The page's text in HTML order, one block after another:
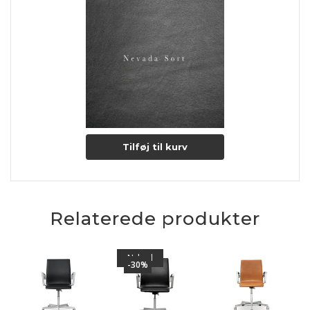
Tilføj til kurv
Relaterede produkter
Nyhed
-30%